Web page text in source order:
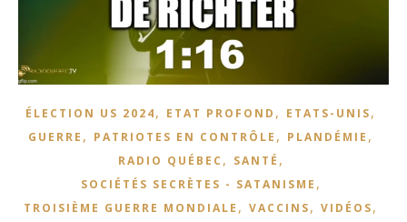
ÉLECTION US 2024, ETAT PROFOND , ETATS-UNIS,
GUERRE , PATRIOTES EN CONTRÔLE , PLANDÉMIE ,
RADIO QUÉBEC , SANTÉ ,
SOCIÉTÉS SECRÈTES - SATANISME ,
TROISIÈME GUERRE MONDIALE , VACCINS, VIDÉOS,